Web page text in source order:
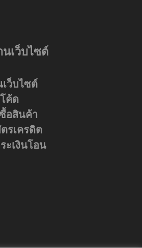
เว็บไซต์
ว็บไซต์
ค้ด
อสินค้า
รเครดิต
ะเงินโอน